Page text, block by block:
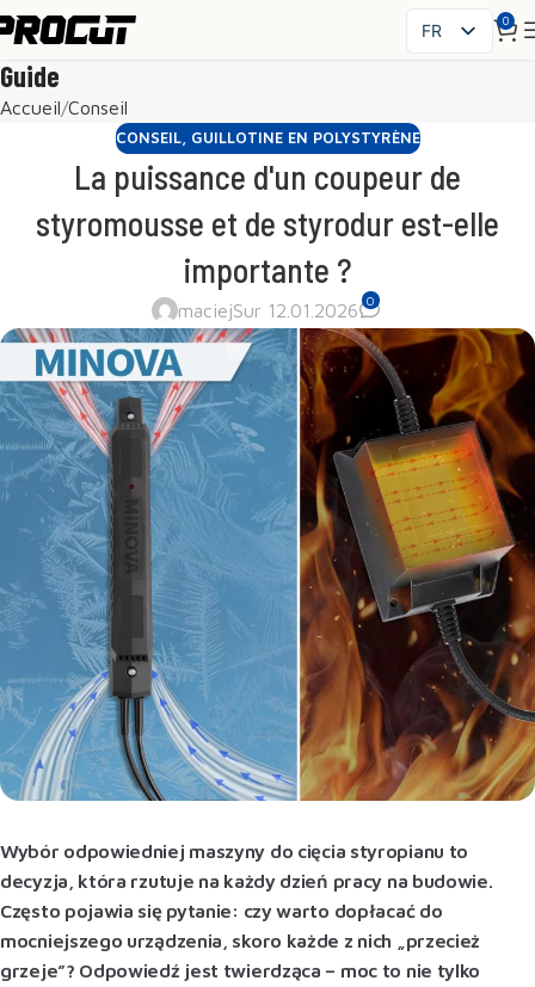
FR
CS
ES
RO
0
Guide
Accueil Conseil
CONSEIL, GUILLOTINE EN POLYSTYRÈNE
La puissance d'un coupeur de
styromousse et de styrodur est-elle
importante ?
maciejSur 12.01.2026 0
Wybór odpowiedniej maszyny do cięcia styropianu to
decyzja, która rzutuje na każdy dzień pracy na budowie.
Często pojawia się pytanie: czy warto dopłacać do
mocniejszego urządzenia, skoro każde z nich „przecież
grzeje”? Odpowiedź jest twierdząca – moc to nie tylko